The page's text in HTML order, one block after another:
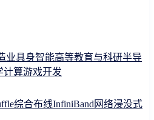
业具身智能高等教育与科研半导
计算游戏开发
综合布线InfiniBand网络浸没式